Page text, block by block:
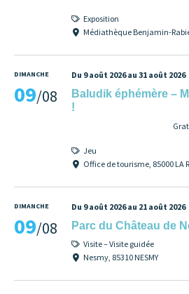
Exposition
Médiathèque Benjamin-
DIMANCHE
09/08
Du 9 août 2026 au 31 août 2026
Baludik éphémère –
!
Jeu
Office de tourisme, 85000 LA
DIMANCHE
09/08
Du 9 août 2026 au 21 août 2026
Parc du Château de
Visite – Visite guidée
Nesmy, 85310 NESMY